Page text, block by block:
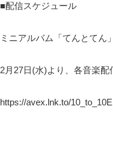
■配信スケジュール
ミニアルバム「てんとてん」
2月27日(水)より、各音楽配
https://avex.lnk.to/